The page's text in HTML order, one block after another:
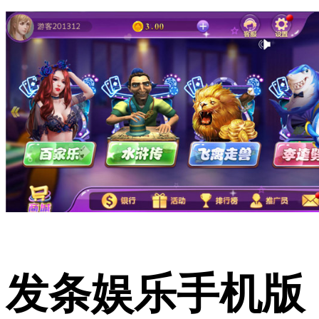
发条娱乐手机版